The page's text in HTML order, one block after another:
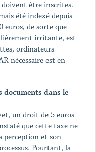
être inscrites.
été indexé depuis
euros, de sorte que
irritante, est
ordinateurs
nécessaire est en
dans le
un droit de 5 euros
que cette taxe ne
perception et son
Pourtant, la